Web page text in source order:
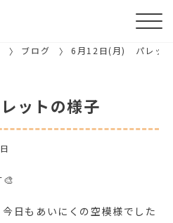
ブログ 6月12日(月) パレッ
ットの様子
日もあいにくの空模様でした